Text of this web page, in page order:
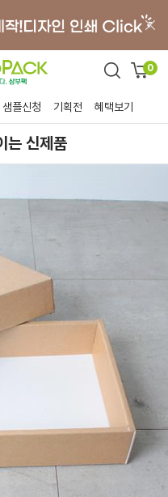
0
샘플신청 기획전 혜택보기
는 신제품